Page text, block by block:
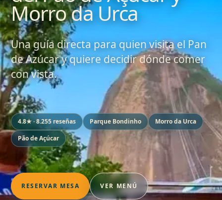
Morro da Urca
Una guía directa para quien visita el Pan
de Azúcar y quiere decidir dónde comer
con vista.
4.8★ · 8.255 reseñas Parque Bondinho
Morro da Urca
Pão de Açúcar
RESERVAR MESA VER MENÚ